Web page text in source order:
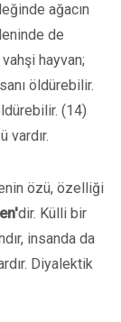
ağacın
de
hayvan;
öldürebilir.
(14)
vardır.
özü, özelliği
dir. Külli bir
insanda da
Diyalektik